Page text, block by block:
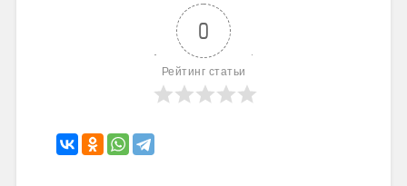
0
Рейтинг статьи